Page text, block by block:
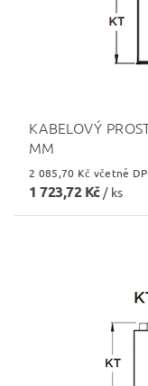
KABELOVÝ
MM
2 085,70 Kč včetně
1 723,72 Kč / ks